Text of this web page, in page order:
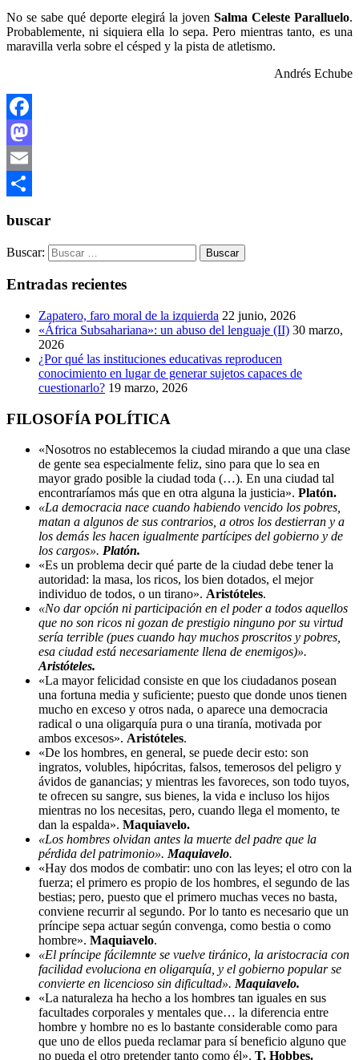
No se sabe qué deporte elegirá la joven Salma Celeste Paralluelo.
Probablemente, ni siquiera ella lo sepa. Pero mientras tanto, es una
maravilla verla sobre el césped y la pista de atletismo.
Andrés Echube
Facebook
Mastodon
Email
buscar
Buscar:
Entradas recientes
Zapatero, faro moral de la izquierda 22 junio, 2026
«África Subsahariana»: un abuso del lenguaje (II) 30 marzo,
2026
¿Por qué las instituciones educativas reproducen
conocimiento en lugar de generar sujetos capaces de
cuestionarlo? 19 marzo, 2026
FILOSOFÍA POLÍTICA
«Nosotros no establecemos la ciudad mirando a que una clase
de gente sea especialmente feliz, sino para que lo sea en
mayor grado posible la ciudad toda (…). En una ciudad tal
encontraríamos más que en otra alguna la justicia». Platón.
«La democracia nace cuando habiendo vencido los pobres,
matan a algunos de sus contrarios, a otros los destierran y a
los demás les hacen igualmente partícipes del gobierno y de
los cargos». Platón.
«Es un problema decir qué parte de la ciudad debe tener la
autoridad: la masa, los ricos, los bien dotados, el mejor
individuo de todos, o un tirano». Aristóteles.
«No dar opción ni participación en el poder a todos aquellos
que no son ricos ni gozan de prestigio ninguno por su virtud
sería terrible (pues cuando hay muchos proscritos y pobres,
esa ciudad está necesariamente llena de enemigos)».
Aristóteles.
«La mayor felicidad consiste en que los ciudadanos posean
una fortuna media y suficiente; puesto que donde unos tienen
mucho en exceso y otros nada, o aparece una democracia
radical o una oligarquía pura o una tiranía, motivada por
ambos excesos». Aristóteles.
«De los hombres, en general, se puede decir esto: son
ingratos, volubles, hipócritas, falsos, temerosos del peligro y
ávidos de ganancias; y mientras les favoreces, son todo tuyos,
te ofrecen su sangre, sus bienes, la vida e incluso los hijos
mientras no los necesitas, pero, cuando llega el momento, te
dan la espalda». Maquiavelo.
«Los hombres olvidan antes la muerte del padre que la
pérdida del patrimonio».Maquiavelo.
«Hay dos modos de combatir: uno con las leyes; el otro con la
fuerza; el primero es propio de los hombres, el segundo de las
bestias; pero, puesto que el primero muchas veces no basta,
conviene recurrir al segundo. Por lo tanto es necesario que un
príncipe sepa actuar según convenga, como bestia o como
hombre». Maquiavelo.
«El príncipe fácilemnte se vuelve tiránico, la aristocracia con
facilidad evoluciona en oligarquía, y el gobierno popular se
convierte en licencioso sin dificultad».Maquiavelo.
«La naturaleza ha hecho a los hombres tan iguales en sus
facultades corporales y mentales que… la diferencia entre
hombre y hombre no es lo bastante considerable como para
que uno de ellos pueda reclamar para sí beneficio alguno que
no pueda el otro pretender tanto como él». T. Hobbes.